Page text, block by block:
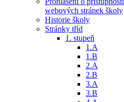
webových stránek školy
Historie školy
Stránky tříd
1. stupeň
1.A
1.B
2.A
2.B
3.A
3.B